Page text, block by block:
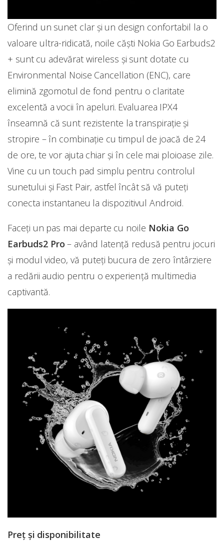
Oferind un sunet clar și un design confortabil la o
valoare ultra-ridicată, noile căști Nokia Go Earbuds2
+ sunt cu adevărat wireless și sunt dotate cu
Environmental Noise Cancellation (ENC), care
elimină zgomotul de fond pentru o claritate
excelentă a vocii în apeluri. Evaluarea IPX4
înseamnă că sunt rezistente la transpirație și
stropire – în combinație cu timpul de joacă de 24
de ore, te vor ajuta chiar și în cele mai ploioase zile.
Vine cu un touch pad simplu pentru controlul
sunetului și Fast Pair, astfel încât să vă puteți
conecta instantaneu la dispozitivul Android.
Faceți un pas mai departe cu noile Nokia Go
Earbuds2 Pro – având latență redusă pentru jocuri
și modul video, vă puteți bucura de zero întârziere
a redării audio pentru o experiență multimedia
captivantă.
Preț și disponibilitate